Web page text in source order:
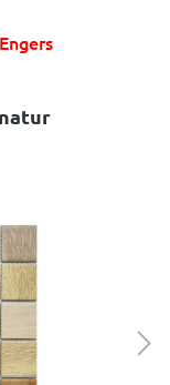
Engers